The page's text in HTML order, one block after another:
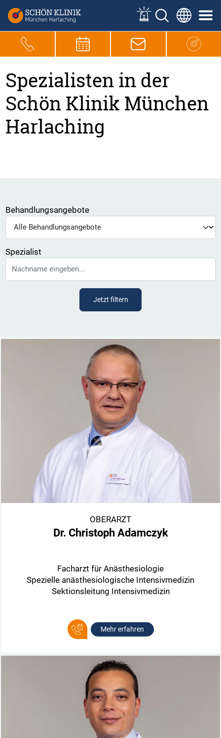
Spezialisten in der
Schön Klinik München
Harlaching
Behandlungsangebote
Spezialist
Jetzt filtern
OBERARZT
Dr. Christoph Adamczyk
Facharzt für Anästhesiologie
Spezielle anästhesiologische Intensivmedizin
Sektionsleitung Intensivmedizin
Mehr erfahren